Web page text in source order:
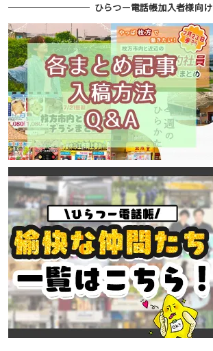
ひらつー電話帳加入者様向け